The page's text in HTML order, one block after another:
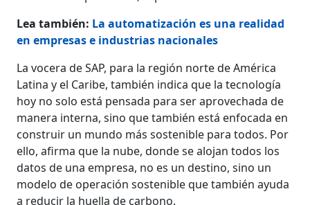
Lea también: La automatización es una realidad
en empresas e industrias nacionales
La vocera de SAP, para la región norte de América
Latina y el Caribe, también indica que la tecnología
hoy no solo está pensada para ser aprovechada de
manera interna, sino que también está enfocada en
construir un mundo más sostenible para todos. Por
ello, afirma que la nube, donde se alojan todos los
datos de una empresa, no es un destino, sino un
modelo de operación sostenible que también ayuda
a reducir la huella de carbono.